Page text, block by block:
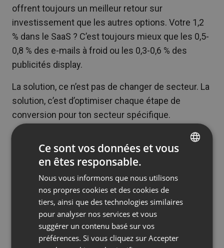
offrent toujours un meilleur retour sur
investissement que les autres options. Votre 1,2
% dans le SaaS ? C’est toujours mieux que les 0,5-
0,8 % des e-mails à froid ou les 0,3-0,6 % des
publicités display.
La solution, ce n’est pas de changer de secteur. La
solution, c’est d’optimiser chaque étape de
conversion pour ton secteur spécifique.
Comment calculer
concrètement le retour sur
investissement d’un
webinaire (avec des
exemples que tu peux
reproduire)
FRENCH
GERMAN
Ce sont vos données et vous
en êtes responsable.
Nous vous informons que nous utilisons
nos propres cookies et des cookies de
tiers, ainsi que des technologies similaires
pour analyser nos services et vous
suggérer un contenu basé sur vos
préférences. Si vous cliquez sur Accepter